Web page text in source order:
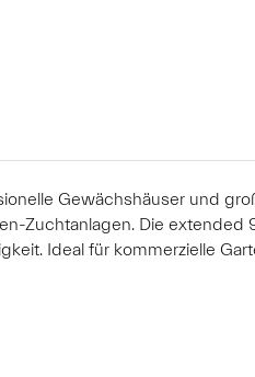
Gewächshäuser und
Zuchtanlagen. Die
Ideal für kommerzielle